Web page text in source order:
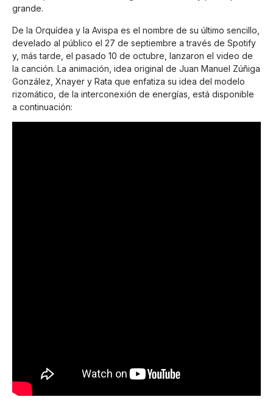
grande.
De la Orquídea y la Avispa es el nombre de su último sencillo,
develado al público el 27 de septiembre a través de Spotify
y, más tarde, el pasado 10 de octubre, lanzaron el video de
la canción. La animación, idea original de Juan Manuel Zúñiga
González, Xnayer y Rata que enfatiza su idea del modelo
rizomático, de la interconexión de energías, está disponible
a continuación: